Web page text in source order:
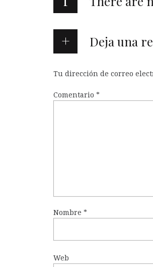
Deja una
Tu dirección de correo
Comentario *
Nombre *
Web